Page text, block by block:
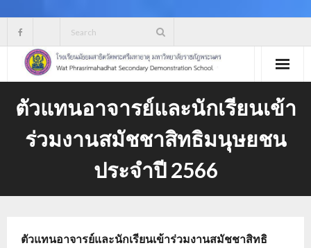
content
ตัวแทนอาจารย์และนักเรียนเข้า
ร่วมงานสมัชชาสิทธิมนุษยชน
ประจำปี 2566
ตัวแทนอาจารย์และนักเรียนเข้าร่วมงานสมัชชาสิทธิ